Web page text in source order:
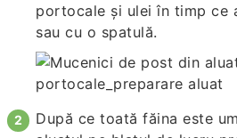
portocale și ulei în timp ce
sau cu o spatulă.
După ce toată făina este